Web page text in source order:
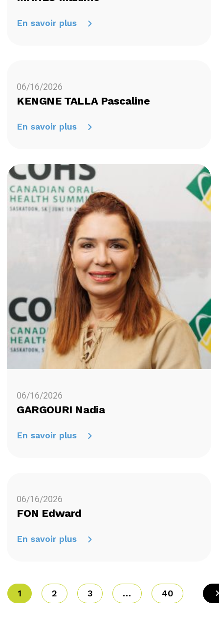
En savoir plus
06/16/2026
KENGNE TALLA Pascaline
En savoir plus
06/16/2026
GARGOURI Nadia
En savoir plus
06/16/2026
FON Edward
En savoir plus
1 2 3 ... 40